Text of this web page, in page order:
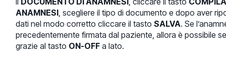
ANAMNESI, scegliere il tipo di documento e dopo aver
dati nel modo corretto cliccare il tastoSALVA. Se
precedentemente firmata dal paziente, allora è possibile
grazie al tasto ON-OFF a lato.